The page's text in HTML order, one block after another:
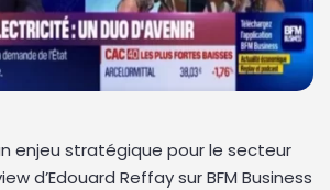
enjeu stratégique pour le secteur
d’Edouard Reffay sur BFM Business